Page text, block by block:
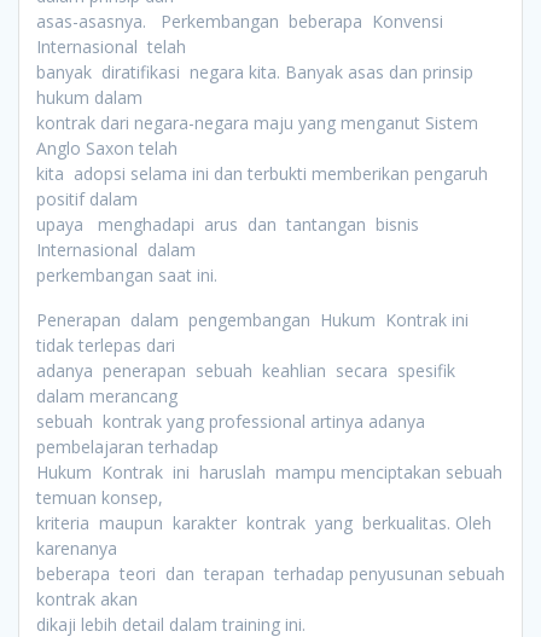
asas-asasnya. Perkembangan beberapa Konvensi
Internasional telah
banyak diratifikasi negara kita. Banyak asas dan prinsip
hukum dalam
kontrak dari negara-negara maju yang menganut Sistem
Anglo Saxon telah
kita adopsi selama ini dan terbukti memberikan pengaruh
positif dalam
upaya menghadapi arus dan tantangan bisnis
Internasional dalam
perkembangan saat ini.
Penerapan dalam pengembangan Hukum Kontrak ini
tidak terlepas dari
adanya penerapan sebuah keahlian secara spesifik
dalam merancang
sebuah kontrak yang professional artinya adanya
pembelajaran terhadap
Hukum Kontrak ini haruslah mampu menciptakan sebuah
temuan konsep,
kriteria maupun karakter kontrak yang berkualitas. Oleh
karenanya
beberapa teori dan terapan terhadap penyusunan sebuah
kontrak akan
dikaji lebih detail dalam training ini.